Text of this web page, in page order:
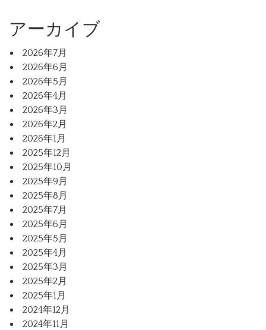
アーカイブ
2026年7月
2026年6月
2026年5月
2026年4月
2026年3月
2026年2月
2026年1月
2025年12月
2025年10月
2025年9月
2025年8月
2025年7月
2025年6月
2025年5月
2025年4月
2025年3月
2025年2月
2025年1月
2024年12月
2024年11月